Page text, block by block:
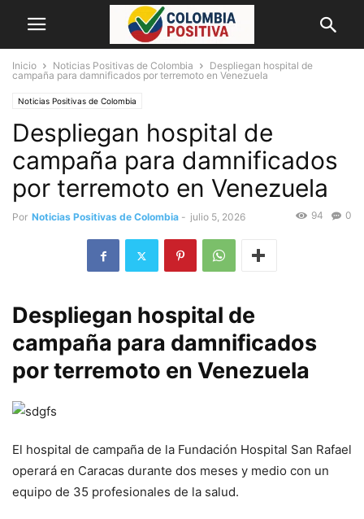
Inicio Noticias Positivas de Colombia
Despliegan hospital de
campaña para damnificados por terremoto en Venezuela
Noticias Positivas de Colombia
Despliegan hospital de
campaña para damnificados
por terremoto en Venezuela
Por Noticias Positivas de Colombia - julio 5, 2026 0
94
Despliegan hospital de
campaña para damnificados
por terremoto en Venezuela
El hospital de campaña de la Fundación Hospital San Rafael
operará en Caracas durante dos meses y medio con un
equipo de 35 profesionales de la salud.